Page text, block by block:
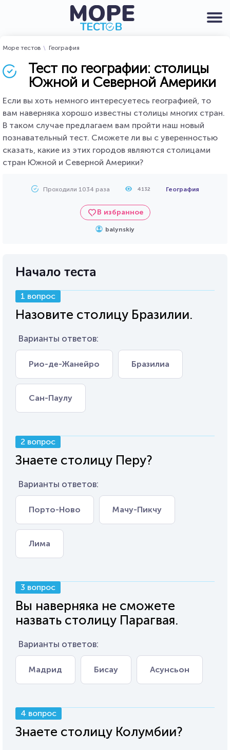
Море тестов География
Тест по географии: столицы
Южной и Северной Америки
Если вы хоть немного интересуетесь географией, то
вам наверняка хорошо известны столицы многих стран.
В таком случае предлагаем вам пройти наш новый
познавательный тест. Сможете ли вы с уверенностью
сказать, какие из этих городов являются столицами
стран Южной и Северной Америки?
Проходили 1034 раза 4132 География
В избранное
balynskiy
Начало теста
1 вопрос
Назовите столицу Бразилии.
Варианты ответов:
Рио-де-Жанейро Бразилиа
Сан-Паулу
2 вопрос
Знаете столицу Перу?
Варианты ответов:
Порто-Ново Мачу-Пикчу
Лима
3 вопрос
Вы наверняка не сможете
назвать столицу Парагвая.
Варианты ответов:
Мадрид Бисау Асунсьон
4 вопрос
Знаете столицу Колумбии?